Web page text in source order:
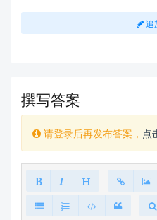
追
撰写答案
请登录后再发布答案， 点